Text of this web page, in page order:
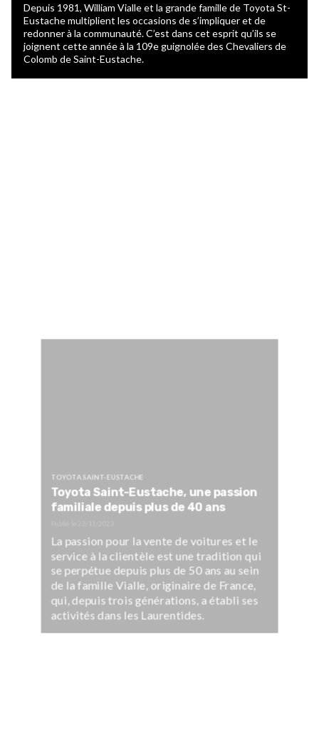
Depuis 1981, William Vialle et la grande famille de Toyota St-
Eustache multiplient les occasions de s’impliquer et de
redonner à la communauté. C’est dans cet esprit qu’ils se
joignent cette année à la 109e guignolée des Chevaliers de
Colomb de Saint-Eustache.
TOYOTA SAINT-EUSTACHE
Toyota Saint-Eustache, une passion
familiale depuis plus de 40 ans
La passion pour la vente de voitures et le
service à la clientèle est une tradition qui
se perpétue depuis plus de 50 ans au sein
de la famille Vialle, originaire de France,
qui, depuis trois générations, a établi ses
activités dans les Laurentides.